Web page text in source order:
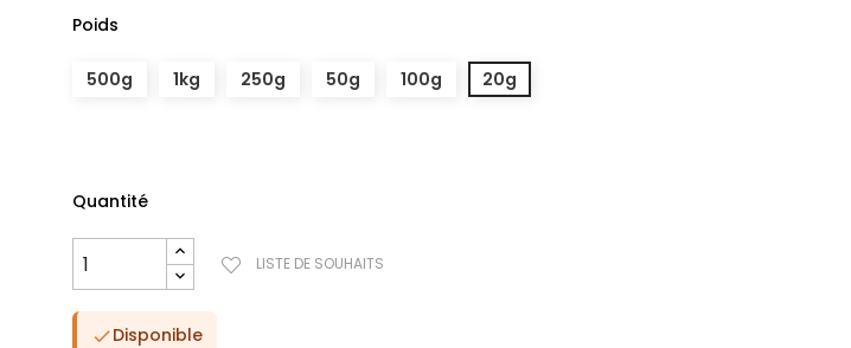
Poids
500g 1kg 250g 50g 100g 20g
Quantité
LISTE DE SOUHAITS
Disponible